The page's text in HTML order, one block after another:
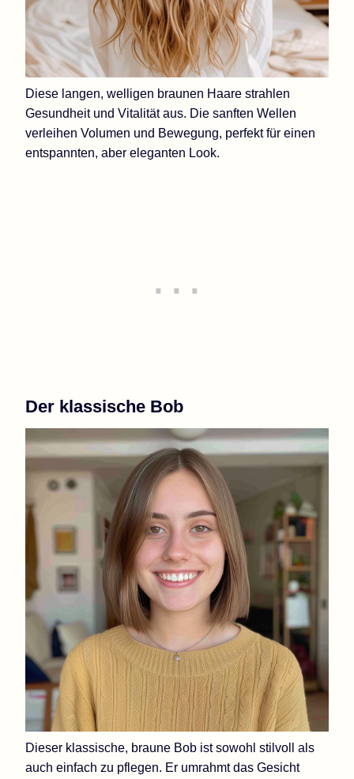
Diese langen, welligen braunen Haare strahlen
Gesundheit und Vitalität aus. Die sanften Wellen
verleihen Volumen und Bewegung, perfekt für einen
entspannten, aber eleganten Look.
Der klassische Bob
Dieser klassische, braune Bob ist sowohl stilvoll als
auch einfach zu pflegen. Er umrahmt das Gesicht